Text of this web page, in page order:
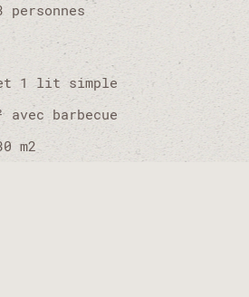
1 lit simple
avec barbecue
m2